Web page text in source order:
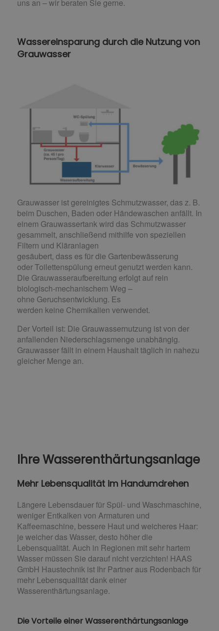
uns an – wir beraten Sie gerne.
Wassereinsparung durch die Nutzung von
Grauwasser
Grauwasser ist gereinigtes Schmutzwasser, das z. B.
beim Duschen, Baden oder Händewaschen anfällt. In
einem Grauwassertank wird das Schmutzwasser
gesammelt, anschließend mithilfe von speziellen
Filtern und Kläranlagen
gesäubert, dass es für die Gartenbewässerung
oder Toilettenspülung erneut genutzt werden kann.
Die Grauwasseraufbereitung erfolgt auf rein
biologisch-mechanischem Weg –
ohne Geruchsentwicklung. Es
werden keine Chemikalien verwendet.
Der Vorteil ist: Die Grauwassernutzung ist von der
anfallenden Niederschlagsmenge unabhängig.
Grauwasser fällt in einem Haushalt täglich in nahezu
gleicher Menge an.
Ihre Wasserenthärtungsanlage
Mehr Lebensqualität im Handumdrehen
Längere Lebensdauer für Spül- und Waschmaschine,
weniger Entkalken von Armaturen und
Kaffeemaschine, bessere Haut und weicheres Haar:
je weicher das Wasser, desto höher die
Lebensqualität. Auch in Regionen mit sehr hartem
Wasser müssen Sie darauf nicht verzichten! HAAS
GmbH Haustechnik ist Ihr Partner aus Rodenbach für
mehr Lebensqualität dank einer
Wasserenthärtungsanlage.
Die Vorteile einer Wasserenthärtungsanlage